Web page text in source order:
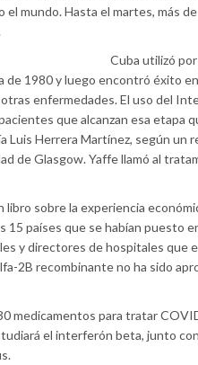
mundo. Hasta el martes, más
Cuba utilizó
1980 y luego encontró éxito
enfermedades. El uso del
que alcanzan esa etapa
Luis Herrera Martínez, según un
de Glasgow. Yaffe llamó al
sobre la experiencia
15 países que se habían puesto
y directores de hospitales que
2B recombinante no ha sido
medicamentos para tratar
el interferón beta, junto